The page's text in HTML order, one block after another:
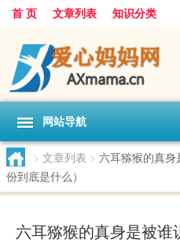
首 页 文章列表 知识分类
网站导航
> 文章列表 > 六耳猕猴的真
份到底是什么）
六耳猕猴的真身是被